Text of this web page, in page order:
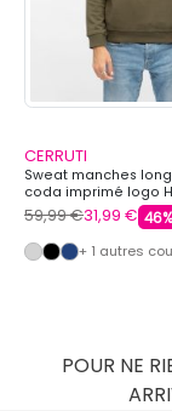
CERRUTI
Sweat manches
coda imprimé logo
CERRUTI
59,99 €31,99 € 46%
+ 1 autres
POUR NE